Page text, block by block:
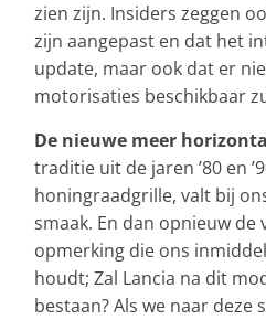
zien zijn. Insiders zeggen
zijn aangepast en dat het
update, maar ook dat er
motorisaties beschikbaar
De nieuwe meer
traditie uit de jaren ’80 en
honingraadgrille, valt bij
smaak. En dan opnieuw de
opmerking die ons
houdt; Zal Lancia na dit
bestaan? Als we naar